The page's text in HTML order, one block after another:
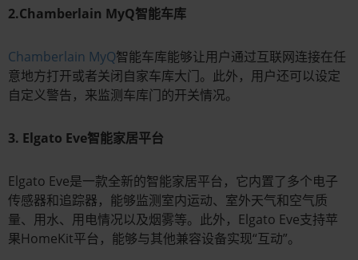
2.Chamberlain MyQ智能车库
Chamberlain MyQ智能车库能够让用户通过互联网连接在任
意地方打开或者关闭自家车库大门。此外，用户还可以设定
自定义警告，来监测车库门的开关情况。
3. Elgato Eve智能家居平台
Elgato Eve是一款全新的智能家居平台，它内置了多个电子
传感器和追踪器，能够监测室内运动、室外天气和空气质
量、用水、用电情况以及烟雾等。此外，Elgato Eve支持苹
果HomeKit平台，能够与其他兼容设备实现“互动”。